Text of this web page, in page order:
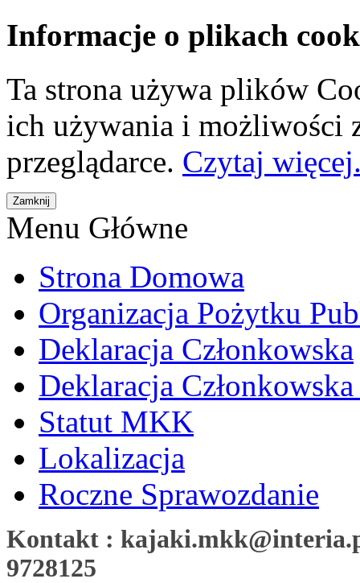
Informacje o plikach
Ta strona używa plików
ich używania i możliwości
przeglądarce. Czytaj
Menu Główne
Strona Domowa
Organizacja Pożytku
Deklaracja Członkowska
Deklaracja
Statut MKK
Lokalizacja
Roczne Sprawozdanie
Kontakt :
9728125